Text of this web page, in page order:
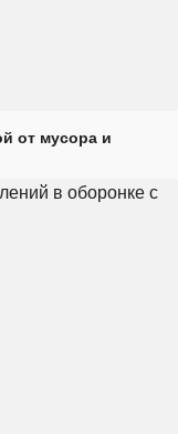
от мусора и